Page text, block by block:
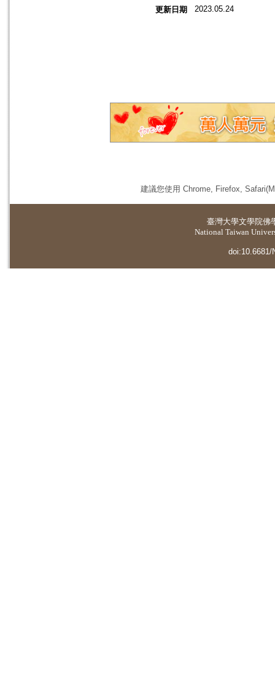
更新日期 2023.05.24
建議您使用 Chrome, Firefox,
臺灣大學文學院佛
National Taiwan
doi:10.6681/